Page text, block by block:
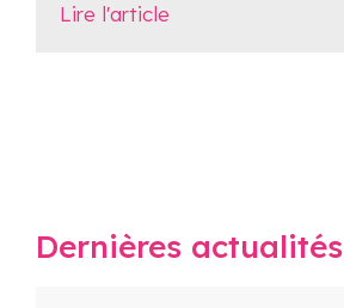
Lire l'article
Dernières actualités